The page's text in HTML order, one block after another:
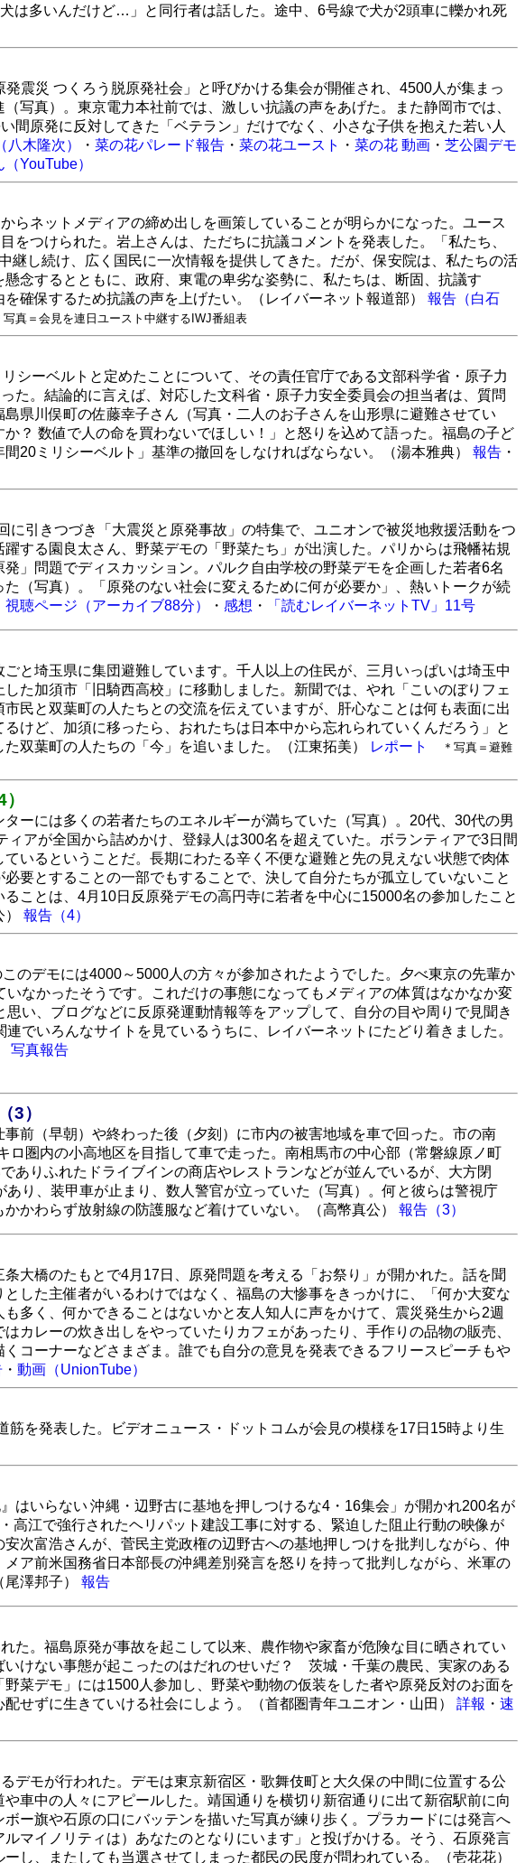
は多いんだけど…」と同行者は話した。途中、6号線で犬が2頭車に轢かれ死
震災 つくろう脱原発社会」と呼びかける集会が開催され、4500人が集まっ
写真）。東京電力本社前では、激しい抗議の声をあげた。また静岡市では、
間原発に反対してきた「ベテラン」だけでなく、小さな子供を抱えた若い人
八木隆次） ・ 菜の花パレード報告 ・ 菜の花ユースト ・ 菜の花 動画 ・ 芝公園デモ
YouTube）
らネットメディアの締め出しを画策していることが明らかになった。ユース
をつけられた。岩上さんは、ただちに抗議コメントを発表した。「私たち、
継し続け、広く国民に一次情報を提供してきた。だが、保安院は、私たちの活
念するとともに、政府、東電の卑劣な姿勢に、私たちは、断固、抗議す
確保するため抗議の声を上げたい。（レイバーネット報道部） 報告（白石
写真＝会見を連日ユースト中継するIWJ番組表
シーベルトと定めたことについて、その責任官庁である文部科学省・原子力
た。結論的に言えば、対応した文科省・原子力安全委員会の担当者は、質問
県川俣町の佐藤幸子さん（写真・二人のお子さんを山形県に避難させてい
？ 数値で人の命を買わないでほしい！」と怒りを込めて語った。福島の子ど
20ミリシーベルト」基準の撤回をしなければならない。（湯本雅典） 報告 ・
引きつづき「大震災と原発事故」の特集で、ユニオンで被災地救援活動をつ
する園良太さん、野菜デモの「野菜たち」が出演した。パリからは飛幡祐規
」問題でディスカッション。パルク自由学校の野菜デモを企画した若者6名
（写真）。「原発のない社会に変えるために何が必要か」、熱いトークが続
視聴ページ（アーカイブ88分） ・ 感想 ・ 「読むレイバーネットTV」11号
と埼玉県に集団避難しています。千人以上の住民が、三月いっぱいは埼玉中
た加須市「旧騎西高校」に移動しました。新聞では、やれ「こいのぼりフェ
民と双葉町の人たちとの交流を伝えていますが、肝心なことは何も表面に出
けど、加須に移ったら、おれたちは日本中から忘れられていくんだろう」と
双葉町の人たちの「今」を追いました。（江東拓美）
レポート
＊写真＝避難
ーには多くの若者たちのエネルギーが満ちていた（写真）。20代、30代の男
アが全国から詰めかけ、登録人は300名を超えていた。ボランティアで3日間
いるということだ。長期にわたる辛く不便な避難と先の見えない状態で肉体
要とすることの一部でもすることで、決して自分たちが孤立していないこと
ことは、4月10日反原発デモの高円寺に若者を中心に15000名の参加したこと
報告（4）
のデモには4000～5000人の方々が参加されたようでした。夕べ東京の先輩か
なかったそうです。これだけの事態になってもメディアの体質はなかなか変
い、ブログなどに反原発運動情報等をアップして、自分の目や周りで見聞き
でいろんなサイトを見ているうちに、レイバーネットにたどり着きました。
写真報告
3）
前（早朝）や終わった後（夕刻）に市内の被害地域を車で回った。市の南
圏内の小高地区を目指して車で走った。南相馬市の中心部（常磐線原ノ町
ありふれたドライブインの商店やレストランなどが並んでいるが、大方閉
り、装甲車が止まり、数人警官が立っていた（写真）。何と彼らは警視庁
かわらず放射線の防護服など着けていない。（高幣真公） 報告（3）
大橋のたもとで4月17日、原発問題を考える「お祭り」が開かれた。話を聞
した主催者がいるわけではなく、福島の大惨事をきっかけに、「何か大変な
多く、何かできることはないかと友人知人に声をかけて、震災発生から2週
カレーの炊き出しをやっていたりカフェがあったり、手作りの品物の販売、
コーナーなどさまざま。誰でも自分の意見を発表できるフリースピーチもや
・ 動画（UnionTube）
を発表した。ビデオニュース・ドットコムが会見の模様を17日15時より生
はいらない 沖縄・辺野古に基地を押しつけるな4・16集会」が開かれ200名が
高江で強行されたヘリパット建設工事に対する、緊迫した阻止行動の映像が
次富浩さんが、菅民主党政権の辺野古への基地押しつけを批判しながら、仲
ア前米国務省日本部長の沖縄差別発言を怒りを持って批判しながら、米軍の
澤邦子） 報告
た。福島原発が事故を起こして以来、農作物や家畜が危険な目に晒されてい
けない事態が起こったのはだれのせいだ？ 茨城・千葉の農民、実家のある
菜デモ」には1500人参加し、野菜や動物の仮装をした者や原発反対のお面を
せずに生きていける社会にしよう。（首都圏青年ユニオン・山田） 詳報 ・ 速
デモが行われた。デモは東京新宿区・歌舞伎町と大久保の中間に位置する公
車中の人々にアピールした。靖国通りを横切り新宿通りに出て新宿駅前に向
ー旗や石原の口にバッテンを描いた写真が練り歩く。プラカードには発言へ
マイノリティは）あなたのとなりにいます」と投げかける。そう、石原発言
し、またしても当選させてしまった都民の民度が問われている。（壱花花）